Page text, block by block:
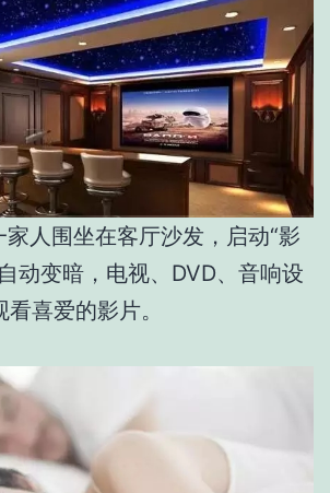
人围坐在客厅沙发，启动“影
动变暗，电视、DVD、音响设
喜爱的影片。